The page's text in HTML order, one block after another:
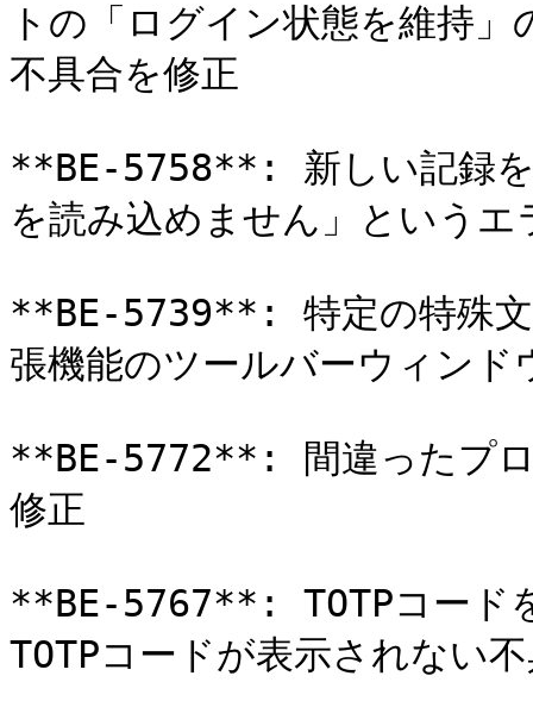
トの「ログイン状態を維持
不具合を修正
**BE-5758**: 新しい記録を
を読み込めません」という
**BE-5739**: 特定の特殊文
張機能のツールバーウィン
**BE-5772**: 間違ったプロ
修正
**BE-5767**: TOTPコード
TOTPコードが表示されない